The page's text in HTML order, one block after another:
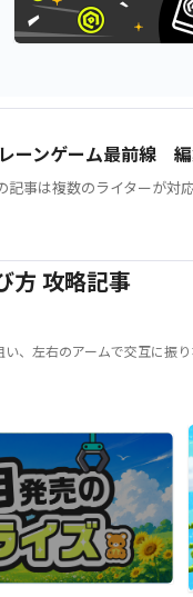
ーンゲーム最前線
記事は複数のライターが対
方 攻略記事
、左右のアームで交互に振